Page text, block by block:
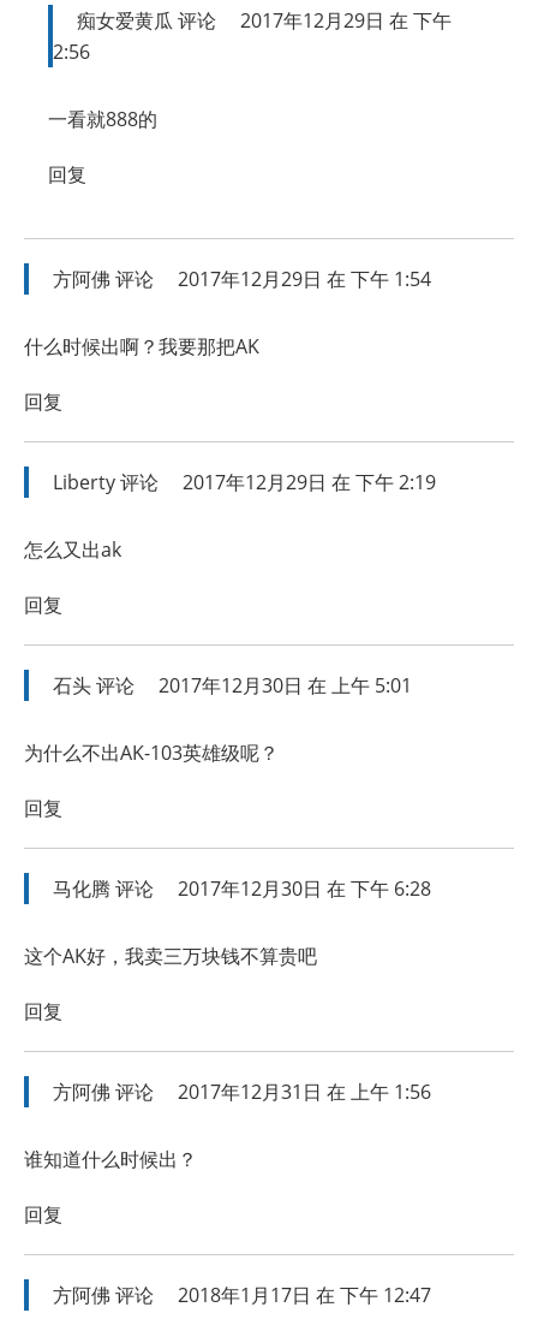
痴女爱黄瓜评论
2017年12月29日 在 下午
2:56
一看就888的
回复
方阿佛 评论 2017年12月29日 在 下午 1:54
什么时候出啊？我要那把AK
回复
Liberty评论 2017年12月29日 在 下午 2:19
怎么又出ak
回复
石头评论 2017年12月30日 在 上午 5:01
为什么不出AK-103英雄级呢？
回复
马化腾评论 2017年12月30日 在 下午 6:28
这个AK好，我卖三万块钱不算贵吧
回复
方阿佛 评论 2017年12月31日 在 上午 1:56
谁知道什么时候出？
回复
方阿佛 评论 2018年1月17日 在 下午 12:47